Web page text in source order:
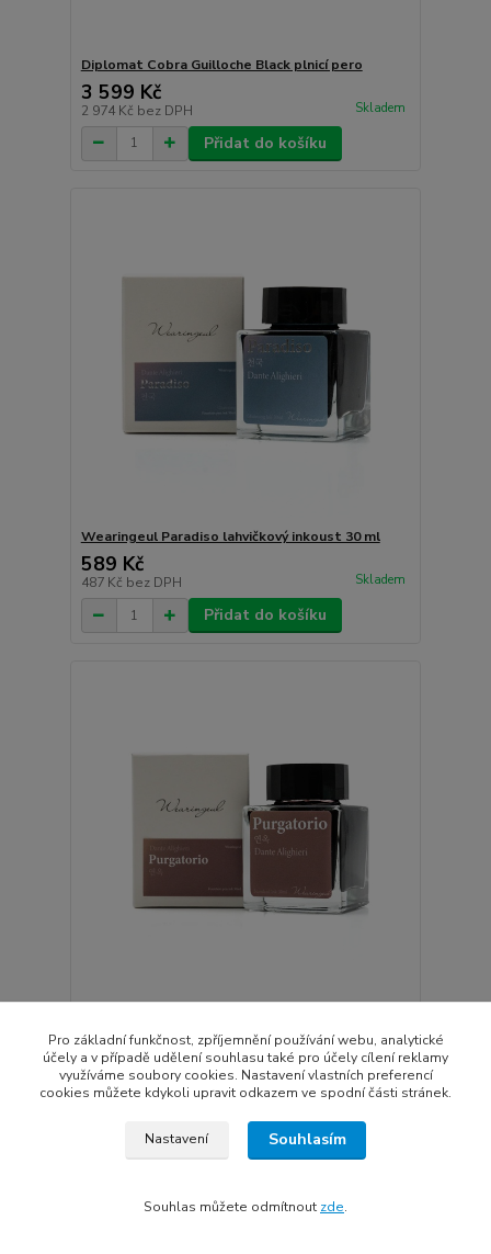
Diplomat Cobra Guilloche Black plnicí pero
3 599 Kč
2 974 Kč bez DPH Skladem
Přidat do košíku
Wearingeul Paradiso lahvičkový inkoust 30 ml
589 Kč
487 Kč bez DPH Skladem
Přidat do košíku
589 Kč
487 Kčbez DPH Skladem
Přidat do košíku
Pro základní funkčnost, zpříjemnění používání webu, analytické
účely a v případě udělení souhlasu také pro účely cílení reklamy
využíváme soubory cookies. Nastavení vlastních preferencí
cookies můžete kdykoli upravit odkazem ve spodní části stránek.
Nastavení Souhlasím
Souhlas můžete odmítnout zde.